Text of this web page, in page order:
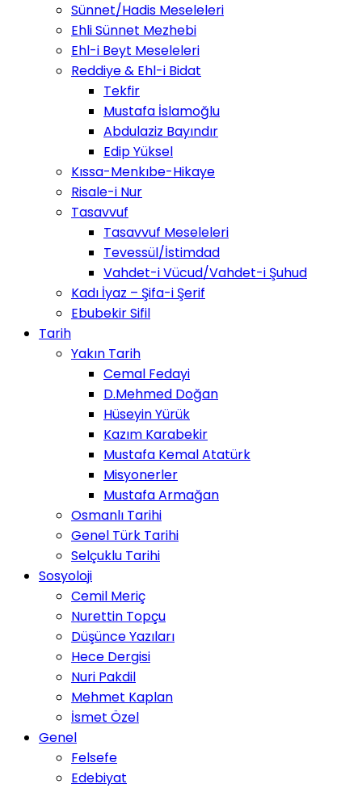
Sünnet/Hadis Meseleleri
Ehli Sünnet Mezhebi
Ehl-i Beyt Meseleleri
Reddiye & Ehl-i Bidat
Tekfir
Mustafa İslamoğlu
Abdulaziz Bayındır
Edip Yüksel
Kıssa-Menkıbe-Hikaye
Risale-i Nur
Tasavvuf
Tasavvuf Meseleleri
Tevessül/İstimdad
Vahdet-i Vücud/Vahdet-i Şuhud
Kadı İyaz – Şifa-i Şerif
Ebubekir Sifil
Tarih
Yakın Tarih
Cemal Fedayi
D.Mehmed Doğan
Hüseyin Yürük
Kazım Karabekir
Mustafa Kemal Atatürk
Misyonerler
Mustafa Armağan
Osmanlı Tarihi
Genel Türk Tarihi
Selçuklu Tarihi
Sosyoloji
Cemil Meriç
Nurettin Topçu
Düşünce Yazıları
Hece Dergisi
Nuri Pakdil
Mehmet Kaplan
İsmet Özel
Genel
Felsefe
Edebiyat